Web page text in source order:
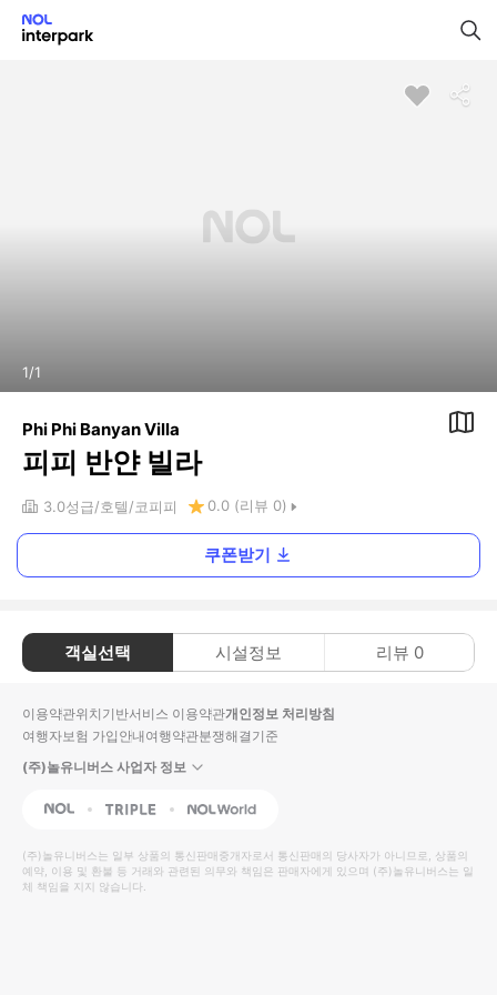
1/1
Phi Phi Banyan Villa
피피 반얀 빌라
3.0성급 호텔 코피피 0.0 (리뷰 0)
쿠폰받기
객실선택 시설정보 리뷰 0
이용약관위치기반서비스 이용약관개인정보 처리방침
여행자보험 가입안내여행약관분쟁해결기준
(주)놀유니버스 사업자 정보
NOL Triple Interpark Global
(주)놀유니버스는 일부 상품의 통신판매중개자로서 통신판매의 당사자가 아니므로, 상품의
예약, 이용 및 환불 등 거래와 관련된 의무와 책임은 판매자에게 있으며 (주)놀유니버스는 일
체 책임을 지지 않습니다.